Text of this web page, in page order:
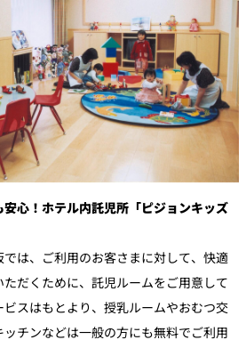
心！ホテル内託児所「ピジョンキッズ
は、ご利用のお客さまに対して、快適
だくために、託児ルームをご用意して
スはもとより、授乳ルームやおむつ交
チンなどは一般の方にも無料でご利用